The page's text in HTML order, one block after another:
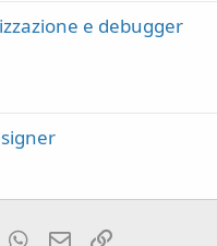
e debugger
Tumblr WhatsApp
Email